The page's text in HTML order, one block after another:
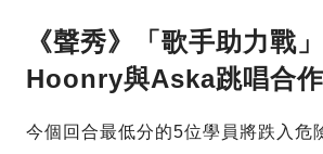
《聲秀》「歌手助力戰
Hoonry與Aska跳唱合作
今個回合最低分的5位學員將跌入危